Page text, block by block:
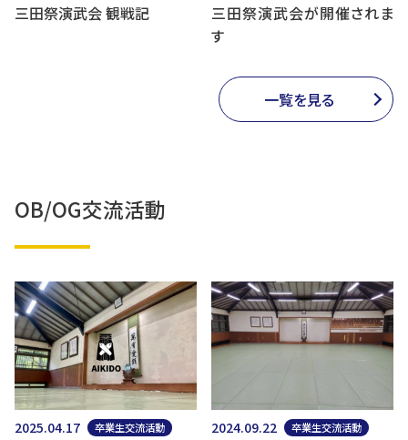
三田祭演武会 観戦記
三田祭演武会が開催されま
す
一覧を見る
OB/OG交流活動
2025.04.17 卒業生交流活動 2024.09.22 卒業生交流活動